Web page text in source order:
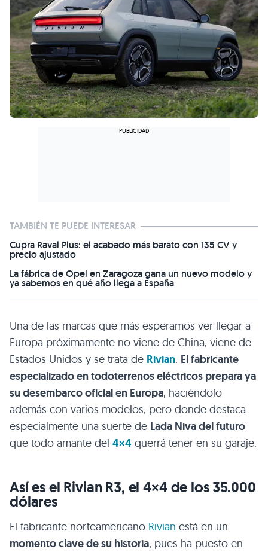
TAMBIÉN TE PUEDE INTERESAR
Cupra Raval Plus: el acabado más barato con 135 CV y
precio ajustado
La fábrica de Opel en Zaragoza gana un nuevo modelo y
ya sabemos en qué año llega a España
Una de las marcas que más esperamos ver llegar a
Europa próximamente no viene de China, viene de
Estados Unidos y se trata de Rivian. El fabricante
especializado en todoterrenos eléctricos prepara ya
su desembarco oficial en Europa, haciéndolo
además con varios modelos, pero donde destaca
especialmente una suerte de Lada Niva del futuro
que todo amante del 4×4 querrá tener en su garaje.
Así es el Rivian R3, el 4×4 de los 35.000
dólares
El fabricante norteamericano Rivian está en un
momento clave de su historia, pues ha puesto en